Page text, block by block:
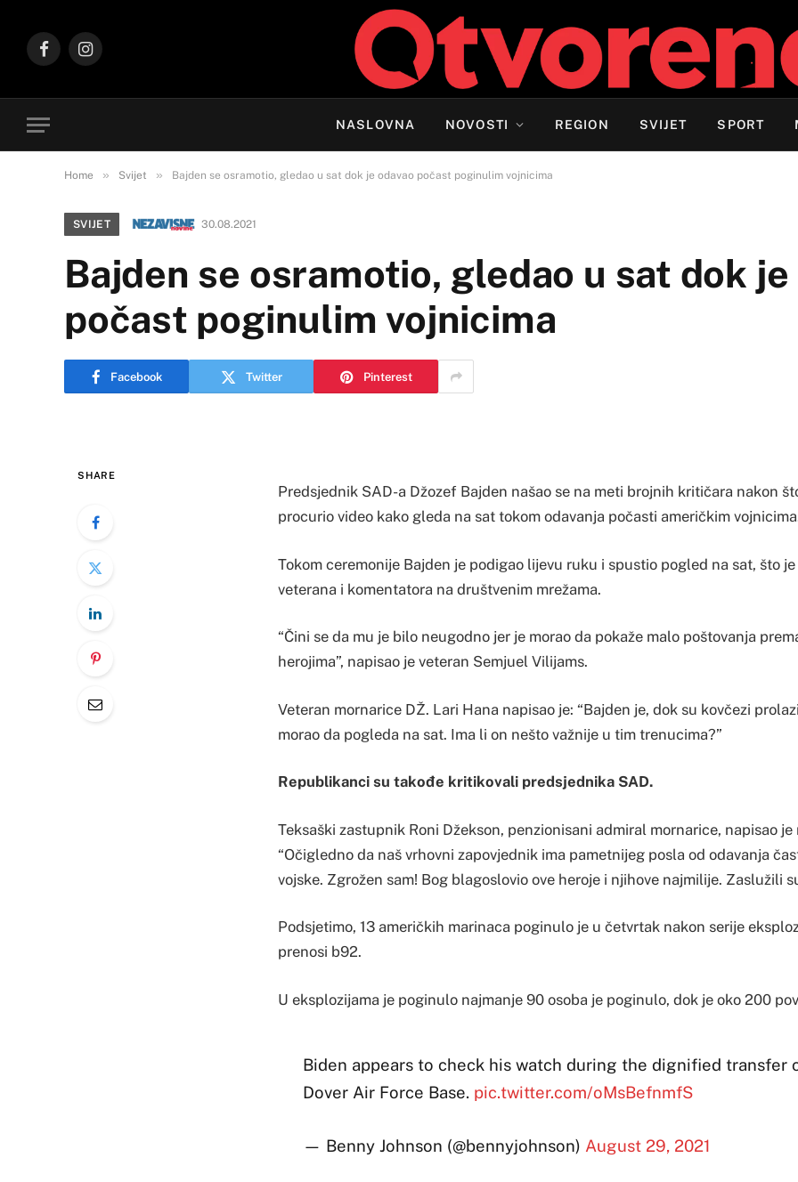
FacebookInstagram
NASLOVNA NOVOSTI REGION SVIJET SPORT
Home » Svijet » Bajden se osramotio, gledao u sat dok je odavao počast poginulim vojnicima
SVIJET 30.08.2021
Bajden se osramotio, gledao u sat dok je
počast poginulim vojnicima
Facebook Twitter Pinterest
SHARE
Predsjednik SAD-a Džozef Bajden našao se na meti brojnih kritičara nakon
procurio video kako gleda na sat tokom odavanja počasti američkim
Tokom ceremonije Bajden je podigao lijevu ruku i spustio pogled na sat, što
veterana i komentatora na društvenim mrežama.
“Čini se da mu je bilo neugodno jer je morao da pokaže malo poštovanja
herojima”, napisao je veteran Semjuel Vilijams.
Veteran mornarice DŽ. Lari Hana napisao je: “Bajden je, dok su kovčezi
morao da pogleda na sat. Ima li on nešto važnije u tim trenucima?”
Republikanci su takođe kritikovali predsjednika SAD.
Teksaški zastupnik Roni Džekson, penzionisani admiral mornarice, napisao je
“Očigledno da naš vrhovni zapovjednik ima pametnijeg posla od odavanja
vojske. Zgrožen sam! Bog blagoslovio ove heroje i njihove najmilije. Zaslužili
Podsjetimo, 13 američkih marinaca poginulo je u četvrtak nakon serije
prenosi b92.
U eksplozijama je poginulo najmanje 90 osoba je poginulo, dok je oko 200
Biden appears to check his watch during the dignified transfer
Dover Air Force Base. pic.twitter.com/oMsBefnmfS
— Benny Johnson (@bennyjohnson) August 29, 2021